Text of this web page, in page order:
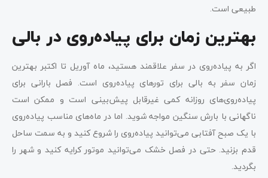
طبیعی است.
بهترین زمان برای پیاده‌روی در بالی
اگر به پیاده‌روی در سفر علاقمند هستید، ماه آوریل تا اکتبر بهترین
زمان سفر به بالی برای تورهای پیاده‌روی است. فصل بارانی برای
پیاده‌روی‌های روزانه کمی غیرقابل پیش‌بینی است و ممکن است
ناگهانی با بارش سنگین مواجه شوید. اما در ماه‌های مناسب پیاده‌روی
با یک صبح آفتابی می‌توانید پیاده‌روی را شروع کنید و به سمت ساحل
قدم بزنید. حتی در فصل خشک می‌توانید موتور کرایه کنید و شهر را
بگردید.